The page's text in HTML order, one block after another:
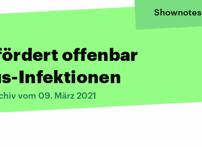
Shownotes
offenbar
Infektionen
vom 09. März 2021